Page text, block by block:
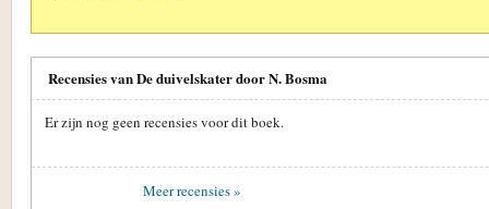
Recensies van De duivelskater door N. Bosma
Er zijn nog geen recensies voor dit boek.
Meer recensies »